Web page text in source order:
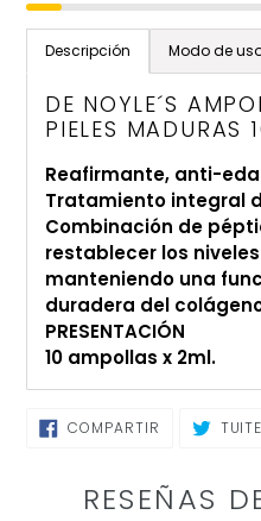
de
compra
Descripción Modo de
DE NOYLE´S
PIELES MADURAS
Reafirmante, anti-
Tratamiento integral
Combinación de
restablecer los
manteniendo una
duradera del
PRESENTACIÓN
10 ampollas x 2ml.
COMPARTIR COMPARTIR
RESEÑAS